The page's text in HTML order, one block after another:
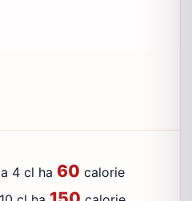
4 cl ha 60 calorie